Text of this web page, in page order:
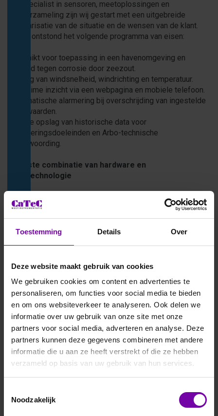
Toestemming Details Over
Deze website maakt gebruik van cookies
We gebruiken cookies om content en advertenties te
personaliseren, om functies voor social media te bieden
en om ons websiteverkeer te analyseren. Ook delen we
informatie over uw gebruik van onze site met onze
partners voor social media, adverteren en analyse. Deze
partners kunnen deze gegevens combineren met andere
informatie die u aan ze heeft verstrekt of die ze hebben
verzameld op basis van uw gebruik van hun services.
Noodzakelijk
Als specialist in sensoren, meetoplossingen en
dataverzameling zijn wij gestart met een uitgebreide
inventarisatie van de situatie en de wensen van de klant.
Hieruit ontstond het volgende programma van eisen:
-Geschikt voor toepassing in een havenomgeving en
bestand tegen corrosie door zeezout.
-Meting van windsnelheid, windrichting en temperatuur.
-Real-time inzicht via een webpagina en mobiele telefoon.
-Automatische alarmering bij overschrijding van ingestelde
grenswaarden.
-Veilige opslag van historische data voor
verzekeringsdoeleinden en Arbo-technische
verantwoording.
De juiste combinatie van hardware en
cloudtechnologie
Na analyse bleek de oplossing verrassend eenvoudig. De
combinatie van de CaTeC Cloud en hoogwaardige ultrasone
THIES Meteo-sensoren sloot perfect aan op de gestelde
eisen. Deze sensoren zijn speciaal ontworpen voor gebruik
Samen met de klant hebben we vervolgens een
implementatieplan opgesteld en gerealiseerd.
Het resultaat
Met de nieuwe oplossing beschikt de klant nu over:
-Een centraal CaTeC Cloud-platform waarop actuele en
historische meetgegevens beschikbaar zijn.
-Directe alarmmeldingen voor medewerkers bij
overschrijding van kritische grenswaarden.
-Real-time inzicht in de meetgegevens via smartphone,
tablet of pc.